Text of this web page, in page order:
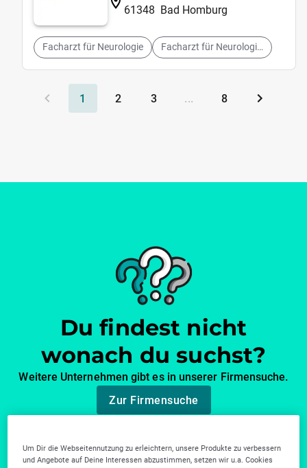
61348 Bad Homburg
Facharzt für Neurologie Facharzt für Neurologie und Psychatrie
1 2 3 ... 8
Du findest nicht
wonach du suchst?
Weitere Unternehmen gibt es in unserer Firmensuche.
Zur Firmensuche
Um Dir die Webseitennutzung zu erleichtern, unsere Produkte zu verbessern
und Angebote auf Deine Interessen abzustimmen, setzen wir u.a. Cookies